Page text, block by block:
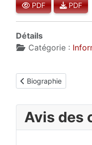
PDF PDF
Détails
Catégorie :
Article précédent :
Biographie
Avis des